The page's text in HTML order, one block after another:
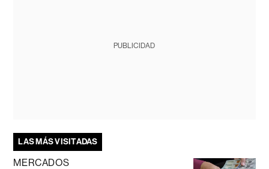
PUBLICIDAD
LAS MÁS VISITADAS
MERCADOS